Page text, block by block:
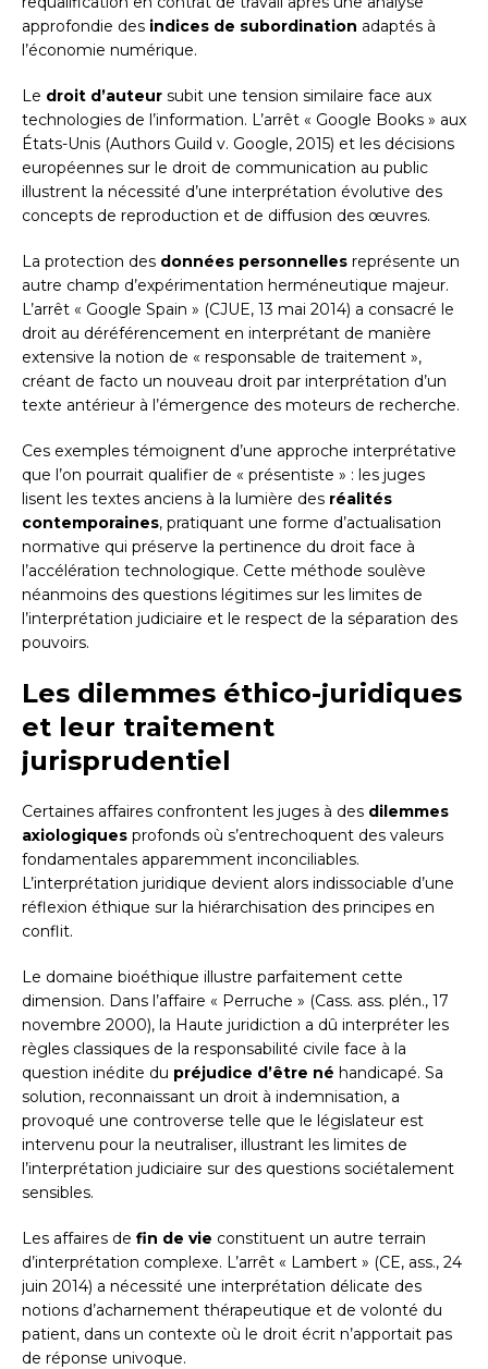
approfondie des indices de subordination adaptés à
l’économie numérique.
Le droit d’auteur subit une tension similaire face aux
technologies de l’information. L’arrêt « Google Books » aux
États-Unis (Authors Guild v. Google, 2015) et les décisions
européennes sur le droit de communication au public
illustrent la nécessité d’une interprétation évolutive des
concepts de reproduction et de diffusion des œuvres.
La protection des données personnelles représente un
autre champ d’expérimentation herméneutique majeur.
L’arrêt « Google Spain » (CJUE, 13 mai 2014) a consacré le
droit au déréférencement en interprétant de manière
extensive la notion de « responsable de traitement »,
créant de facto un nouveau droit par interprétation d’un
texte antérieur à l’émergence des moteurs de recherche.
Ces exemples témoignent d’une approche interprétative
que l’on pourrait qualifier de « présentiste » : les juges
lisent les textes anciens à la lumière des réalités
contemporaines, pratiquant une forme d’actualisation
normative qui préserve la pertinence du droit face à
l’accélération technologique. Cette méthode soulève
néanmoins des questions légitimes sur les limites de
l’interprétation judiciaire et le respect de la séparation des
pouvoirs.
Les dilemmes éthico-juridiques
et leur traitement
jurisprudentiel
Certaines affaires confrontent les juges à des dilemmes
axiologiques profonds où s’entrechoquent des valeurs
fondamentales apparemment inconciliables.
L’interprétation juridique devient alors indissociable d’une
réflexion éthique sur la hiérarchisation des principes en
conflit.
Le domaine bioéthique illustre parfaitement cette
dimension. Dans l’affaire « Perruche » (Cass. ass. plén., 17
novembre 2000), la Haute juridiction a dû interpréter les
règles classiques de la responsabilité civile face à la
question inédite du préjudice d’être né handicapé. Sa
solution, reconnaissant un droit à indemnisation, a
provoqué une controverse telle que le législateur est
intervenu pour la neutraliser, illustrant les limites de
l’interprétation judiciaire sur des questions sociétalement
sensibles.
Les affaires de fin de vie constituent un autre terrain
d’interprétation complexe. L’arrêt « Lambert » (CE, ass., 24
juin 2014) a nécessité une interprétation délicate des
notions d’acharnement thérapeutique et de volonté du
patient, dans un contexte où le droit écrit n’apportait pas
de réponse univoque.